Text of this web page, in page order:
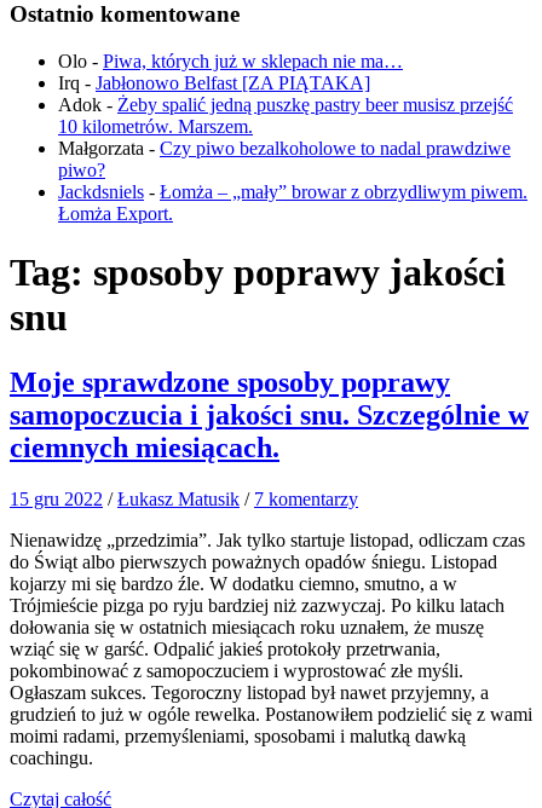
Ostatnio komentowane
Olo - Piwa, których już w sklepach nie ma…
Irq - Jabłonowo Belfast [ZA PIĄTAKA]
Adok - Żeby spalić jedną puszkę pastry beer musisz przejść
10 kilometrów. Marszem.
Małgorzata - Czy piwo bezalkoholowe to nadal prawdziwe
piwo?
Jackdsniels - Łomża – „mały” browar z obrzydliwym piwem.
Łomża Export.
Tag: sposoby poprawy jakości
snu
Moje sprawdzone sposoby poprawy
samopoczucia i jakości snu. Szczególnie w
ciemnych miesiącach.
15 gru 2022 /Łukasz Matusik / 7 komentarzy
Nienawidzę „przedzimia”. Jak tylko startuje listopad, odliczam czas
do Świąt albo pierwszych poważnych opadów śniegu. Listopad
kojarzy mi się bardzo źle. W dodatku ciemno, smutno, a w
Trójmieście pizga po ryju bardziej niż zazwyczaj. Po kilku latach
dołowania się w ostatnich miesiącach roku uznałem, że muszę
wziąć się w garść. Odpalić jakieś protokoły przetrwania,
pokombinować z samopoczuciem i wyprostować złe myśli.
Ogłaszam sukces. Tegoroczny listopad był nawet przyjemny, a
grudzień to już w ogóle rewelka. Postanowiłem podzielić się z wami
moimi radami, przemyśleniami, sposobami i malutką dawką
coachingu.
Czytaj całość